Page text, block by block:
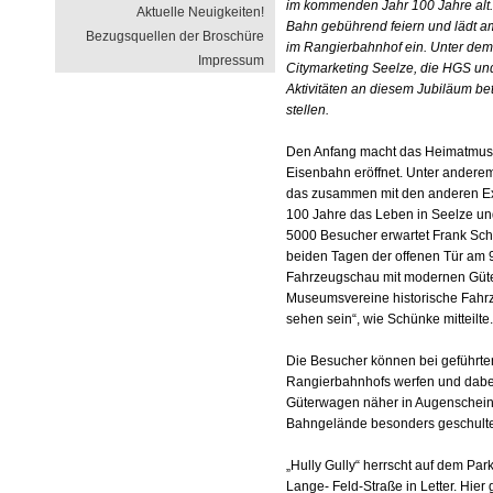
Aktuelle Neuigkeiten!
Bezugsquellen der Broschüre
Impressum
im kommenden Jahr 100 Jahre
Bahn gebührend feiern und lädt
im Rangierbahnhof ein. Unter
Citymarketing Seelze, die HGS
Aktivitäten an diesem Jubiläum
stellen.
Den Anfang macht das
Eisenbahn eröffnet. Unter
das zusammen mit den anderen
100 Jahre das Leben in Seelze
5000 Besucher erwartet Frank
beiden Tagen der offenen Tür
Fahrzeugschau mit modernen
Museumsvereine historische
sehen sein“, wie Schünke mitteilte.
Die Besucher können bei
Rangierbahnhofs werfen und
Güterwagen näher in
Bahngelände besonders
„Hully Gully“ herrscht auf dem
Lange- Feld-Straße in Letter.